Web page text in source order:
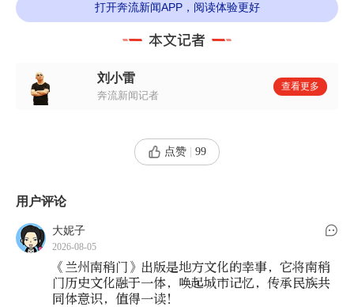
南稍门，是黄河之滨最具市井烟火的街坊之
一，也是兰州多元文化交融的核心区域。昔日朴素
热闹的南稍门，今日现代繁华的酒泉路。在这条路
上，历经沧桑的中央广场辕门、肃王府、南关什
代代生活于此的兰州人，都在绵长的时光里，静静
存留着属于这座城市的温暖记忆。
打开奔流新闻APP，阅读体验更好
刘小雷
奔流新闻记者
查看更多
点赞 99
用户评论
大妮子
2026-08-05
《兰州南稍门》出版是地方文化的幸事，它将南稍
门历史文化融于一体，唤起城市记忆，传承民族共
同体意识，值得一读！